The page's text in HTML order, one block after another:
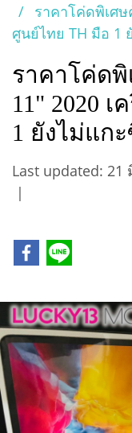
ราคาโค่ดพิเศษ
ศูนย์ไทย TH มือ 1
ราคาโค่ดพิ
11" 2020
1 ยังไม่แก
Last updated: 21
|